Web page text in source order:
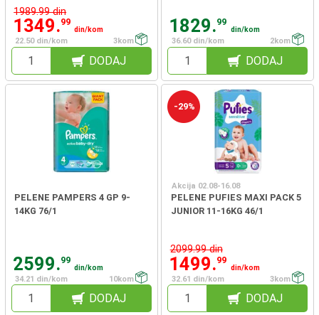
1989.99 din
1349.99
din/kom
22.50 din/kom
3kom
DODAJ
1829.99
din/kom
36.60 din/kom
2kom
DODAJ
PELENE PAMPERS 4 GP 9-
14KG 76/1
2599.99
din/kom
34.21 din/kom
10kom
DODAJ
-29%
Akcija 02.08-16.08
PELENE PUFIES MAXI PACK 5
JUNIOR 11-16KG 46/1
2099.99 din
1499.99
din/kom
32.61 din/kom
3kom
DODAJ